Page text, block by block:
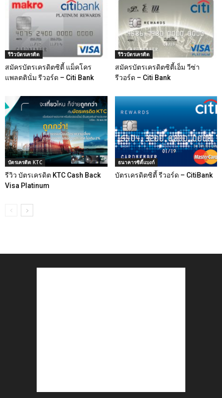
รีวิวบัตรเครดิต
สมัครบัตรเครดิตซิตี้ แม็คโคร
แพลตตินั่ม รีวอร์ด – Citi Bank
รีวิวบัตรเครดิต
สมัครบัตรเครดิตซิตี้เอ็ม วีซ่า
รีวอร์ด – Citi Bank
บัตรเครดิต KTC
รีวิว บัตรเครดิต KTC Cash Back
Visa Platinum
ธนาคารซิตี้แบงก์
บัตรเครดิตซิตี้ รีวอร์ด – CitiBank